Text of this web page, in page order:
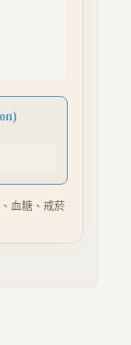
)
血糖、戒菸